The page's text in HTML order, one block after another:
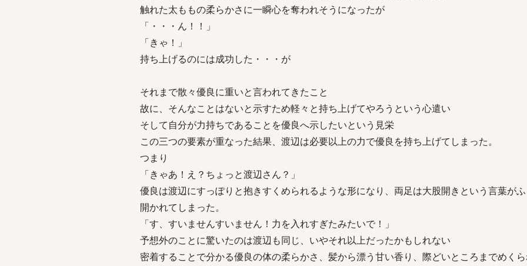
触れた太ももの柔らかさに一瞬心を奪われそうになったが
「・・・ん！！」
「きゃ！」
持ち上げるのには成功した・・・が
それまで散々優良に重いと言われてきたこと
故に、そんなことはないと示すため軽々と持ち上げてやろうという心遣い
そして自分が力持ちであることを優良へ示したいという見栄
この三つの要素が重なった結果、渡辺は必要以上の力で優良を持ち上げてしまった。
つまり
「きゃあ！え？ちょっと渡辺さん？」
優良は渡辺にすっぽりと抱きすくめられるような形になり、両足は大股開きという言葉が
開かれてしまった。
「す、すいませんすいません！力を入れすぎたみたいで！」
予想外のことに驚いたのは渡辺も同じ、いやそれ以上だったかもしれない
密着することで分かる優良の体の柔らかさ、髪から漂う甘い香り、際どいところまでめく